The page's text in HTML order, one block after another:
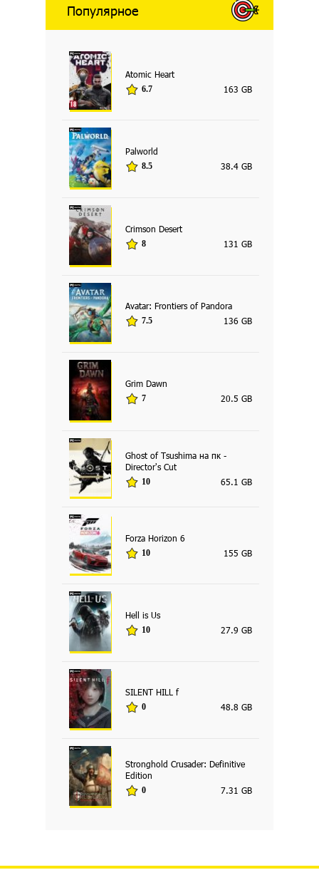
Популярное
Atomic Heart
6.7 163 GB
Palworld
8.5 38.4 GB
Crimson Desert
8 131 GB
Avatar: Frontiers of Pandora
7.5 136 GB
Grim Dawn
7 20.5 GB
Ghost of Tsushima на пк -
Director's Cut
10 65.1 GB
Forza Horizon 6
10 155 GB
Hell is Us
10 27.9 GB
SILENT HILL f
0 48.8 GB
Stronghold Crusader: Definitive
Edition
0 7.31 GB